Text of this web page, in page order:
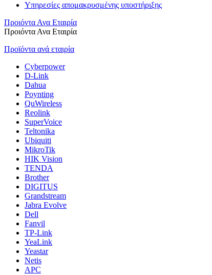
Υπηρεσίες απομακρυσμένης υποστήριξης
Προιόντα Ανα Εταιρία
Προιόντα Ανα Εταιρία
Προϊόντα ανά εταιρία
Cyberpower
D-Link
Dahua
Poynting
QuWireless
Reolink
SuperVoice
Teltonika
Ubiquiti
MikroTik
HIK Vision
TENDA
Brother
DIGITUS
Grandstream
Jabra Evolve
Dell
Fanvil
TP-Link
YeaLink
Yeastar
Netis
APC